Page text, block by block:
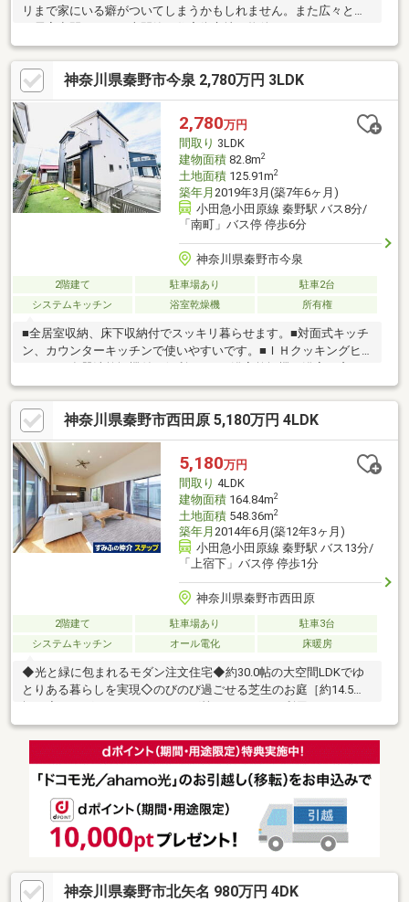
リまで家にいる癖がついてしまうかもしれません。また広々とし
のメリハリがつきます。ちなみに憩える庭付です。小さな鉢植え
だけでなく植栽や家庭菜園などの選択肢も広がります。家族とい
うコミュニティを支える7LDK。是非見学にお越しください。
神奈川県秦野市今泉 2,780万円 3LDK
2,780万円
間取り 3LDK
建物面積82.8m2
土地面積125.91m2
築年月 2019年3月(築7年6ヶ月)
小田急小田原線 秦野駅 バス8分/
「南町」バス停 停歩6分
神奈川県秦野市今泉
2階建て 駐車場あり
駐車2台
システムキッチン
浴室乾燥機 所有権
■全居室収納、床下収納付でスッキリ暮らせます。■対面式キッチ
ン、カウンターキッチンで使いやすいです。■ＩＨクッキングヒ
ーター、食器洗乾燥機付で便利です。■浴室乾燥機、浴室に窓、
浴室暖房付でバスタイムを快適に過ごせます。■駐車２台可で安
心快適なカーライフ。■ＴＶモニタ付インターホン、ダブルロッ
クドアで安心です。LDK15畳以上。■高速インターネット対応して
います。■浴室乾燥機付です。住宅ローン相談会も同時開催中無
理のない住宅ローンの試算やご購入の際にかかる諸費用の概算も
行っております。しっかりとした資金計画のアドバイスをさせて
頂きますので、お気軽にご相談ください。
神奈川県秦野市西田原 5,180万円 4LDK
5,180万円
間取り 4LDK
建物面積164.84m2
土地面積548.36m2
築年月 2014年6月(築12年3ヶ月)
小田急小田原線 秦野駅 バス13分/
「上宿下」バス停 停歩1分
神奈川県秦野市西田原
2階建て 駐車場あり
駐車3台
システムキッチン
オール電化 床暖房
◆光と緑に包まれるモダン注文住宅◆約30.0帖の大空間LDKでゆ
とりある暮らしを実現◇のびのび過ごせる芝生のお庭［約14.5
す◆陽光豊かな3つのウッドデッキ付テラス◆9月には秦野たばこ
祭りの花火を鑑賞できます（天候による）◇小田急線『秦野』駅
行きバス停まで徒歩1分◇徒歩8分圏内にコンビニ、スーパー、ド
ラッグストアあり～魅力あふれる物件設備～*オール電化住宅*大
ース（車種による）*リビングを足元から暖める床暖房*高効率な
省エネ給湯器「エコキュート」
神奈川県秦野市北矢名 980万円 4DK